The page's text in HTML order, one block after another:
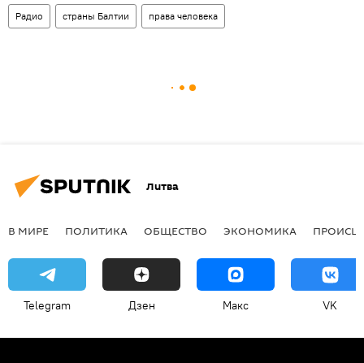
Радио страны Балтии права человека
Литва
В МИРЕ ПОЛИТИКА ОБЩЕСТВО ЭКОНОМИКА
Telegram Дзен Макс VK